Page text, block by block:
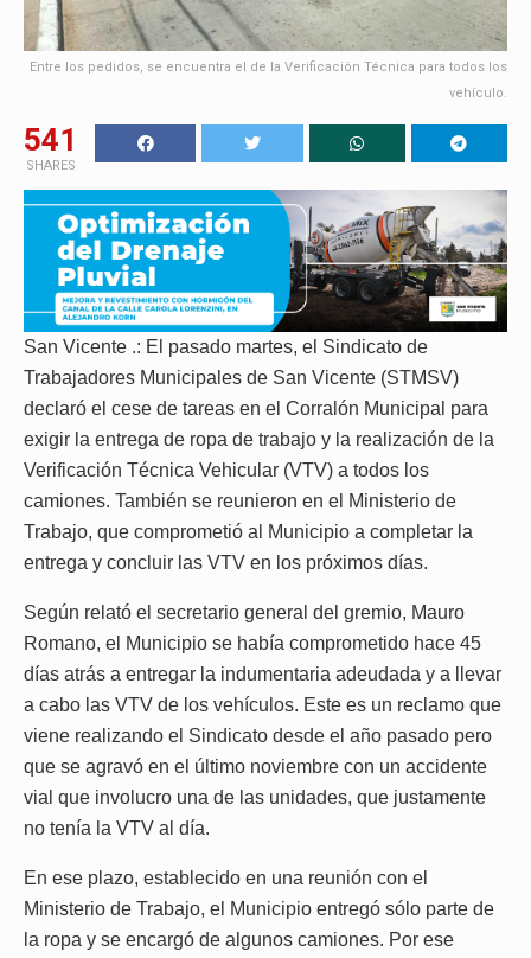
Entre los pedidos, se encuentra el de la Verificación Técnica para todos los
vehículo.
541
SHARES
San Vicente .: El pasado martes, el Sindicato de
Trabajadores Municipales de San Vicente (STMSV)
declaró el cese de tareas en el Corralón Municipal para
exigir la entrega de ropa de trabajo y la realización de la
Verificación Técnica Vehicular (VTV) a todos los
camiones. También se reunieron en el Ministerio de
Trabajo, que comprometió al Municipio a completar la
entrega y concluir las VTV en los próximos días.
Según relató el secretario general del gremio, Mauro
Romano, el Municipio se había comprometido hace 45
días atrás a entregar la indumentaria adeudada y a llevar
a cabo las VTV de los vehículos. Este es un reclamo que
viene realizando el Sindicato desde el año pasado pero
que se agravó en el último noviembre con un accidente
vial que involucro una de las unidades, que justamente
no tenía la VTV al día.
En ese plazo, establecido en una reunión con el
Ministerio de Trabajo, el Municipio entregó sólo parte de
la ropa y se encargó de algunos camiones. Por ese